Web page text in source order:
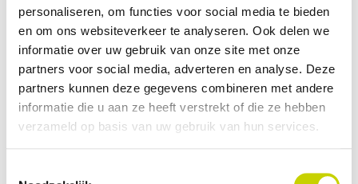
personaliseren, om functies voor social media te bieden
en om ons websiteverkeer te analyseren. Ook delen we
informatie over uw gebruik van onze site met onze
partners voor social media, adverteren en analyse. Deze
partners kunnen deze gegevens combineren met andere
informatie die u aan ze heeft verstrekt of die ze hebben
verzameld op basis van uw gebruik van hun services.
Nieuwe handelsnorm voor
citrusvruchten toegelicht
aan het bedrijfsleven
Op verzoek van het bedrijfsleven heeft het
GroentenFruit Huis een bijeenkomst georganiseerd
waar vanuit het KCB een toelichting is gegeven op
de nieuwe handelsnorm voor Citrus die ingaat per 1-